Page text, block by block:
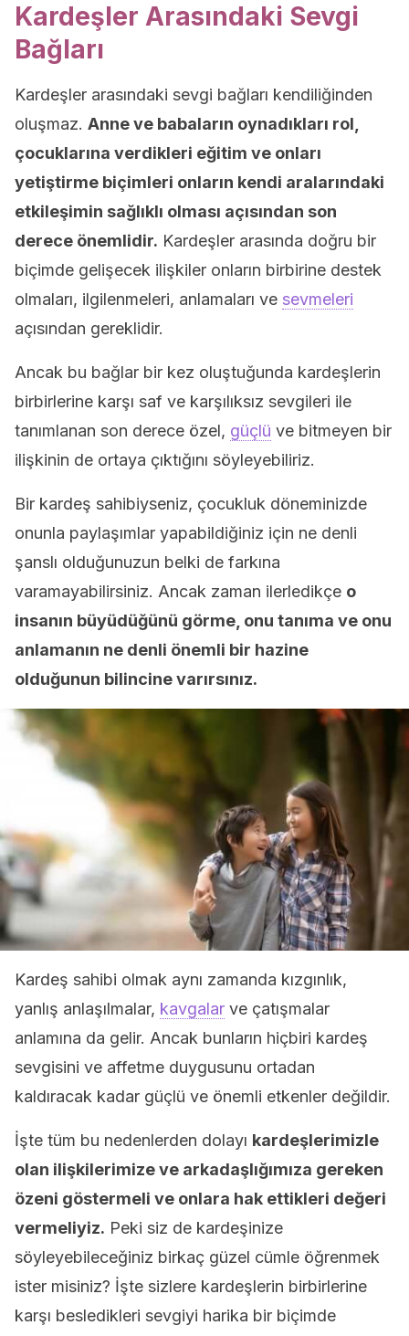
Kardeşler Arasındaki Sevgi
Bağları
Kardeşler arasındaki sevgi bağları kendiliğinden
oluşmaz. Anne ve babaların oynadıkları rol,
çocuklarına verdikleri eğitim ve onları
yetiştirme biçimleri onların kendi aralarındaki
etkileşimin sağlıklı olması açısından son
derece önemlidir. Kardeşler arasında doğru bir
biçimde gelişecek ilişkiler onların birbirine destek
olmaları, ilgilenmeleri, anlamaları ve sevmeleri
açısından gereklidir.
Ancak bu bağlar bir kez oluştuğunda kardeşlerin
birbirlerine karşı saf ve karşılıksız sevgileri ile
tanımlanan son derece özel, güçlü ve bitmeyen bir
ilişkinin de ortaya çıktığını söyleyebiliriz.
Bir kardeş sahibiyseniz, çocukluk döneminizde
onunla paylaşımlar yapabildiğiniz için ne denli
şanslı olduğunuzun belki de farkına
varamayabilirsiniz. Ancak zaman ilerledikçe o
insanın büyüdüğünü görme, onu tanıma ve onu
anlamanın ne denli önemli bir hazine
olduğunun bilincine varırsınız.
Kardeş sahibi olmak aynı zamanda kızgınlık,
yanlış anlaşılmalar, kavgalar ve çatışmalar
anlamına da gelir. Ancak bunların hiçbiri kardeş
sevgisini ve affetme duygusunu ortadan
kaldıracak kadar güçlü ve önemli etkenler değildir.
İşte tüm bu nedenlerden dolayı kardeşlerimizle
olan ilişkilerimize ve arkadaşlığımıza gereken
özeni göstermeli ve onlara hak ettikleri değeri
vermeliyiz. Peki siz de kardeşinize
söyleyebileceğiniz birkaç güzel cümle öğrenmek
ister misiniz? İşte sizlere kardeşlerin birbirlerine
karşı besledikleri sevgiyi harika bir biçimde